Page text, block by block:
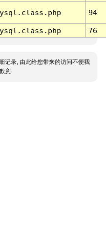
94
76
记录, 由此给您带来的访问不便我
意.